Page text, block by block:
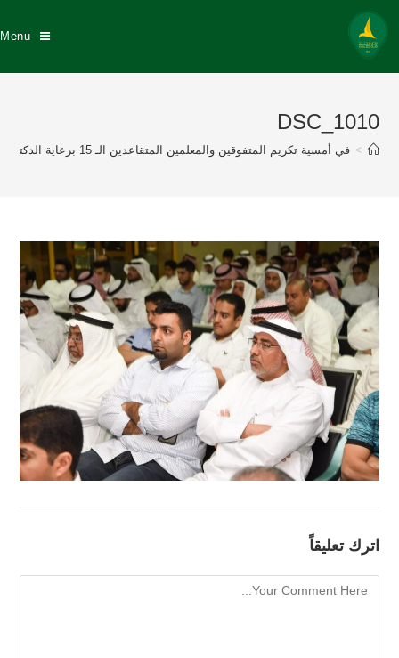
Menu
DSC_1010
> في أمسية تكريم المتفوقين والمعلمين المتقاعدين الـ 15 برعاية الدكتور عبد الله السيهاتي وبحضور نزيه النصر عضو إتحاد القدم إدارة نادي الخليج تكرم 175 طالباً متفوقاً منهم 57 خلجاوي وتكريم 8 معلمين
اترك تعليقاً